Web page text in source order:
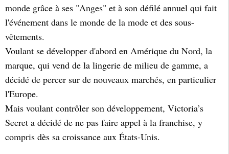
monde grâce à ses "Anges" et à son défilé annuel qui fait
l'événement dans le monde de la mode et des sous-
vêtements.
Voulant se développer d'abord en Amérique du Nord, la
marque, qui vend de la lingerie de milieu de gamme, a
décidé de percer sur de nouveaux marchés, en particulier
l'Europe.
Mais voulant contrôler son développement, Victoria’s
Secret a décidé de ne pas faire appel à la franchise, y
compris dès sa croissance aux États-Unis.